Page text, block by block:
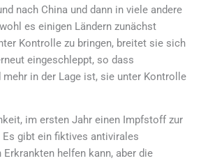
nach China und dann in viele andere
es einigen Ländern zunächst
Kontrolle zu bringen, breitet sie sich
eingeschleppt, so dass
in der Lage ist, sie unter Kontrolle
im ersten Jahr einen Impfstoff zur
gibt ein fiktives antivirales
Erkrankten helfen kann, aber die